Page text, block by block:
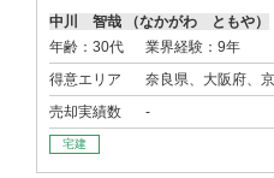
中川 智哉 （なかがわ ともや）
年齢：30代
業界経験：9年
得意エリア
奈良県、大阪府、
売却実績数
-
宅建